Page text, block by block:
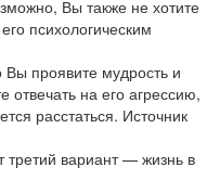
Вы также не хотите
психологическим
Вы проявите мудрость и
отвечать на его агрессию,
расстаться. Источник
вариант — жизнь в